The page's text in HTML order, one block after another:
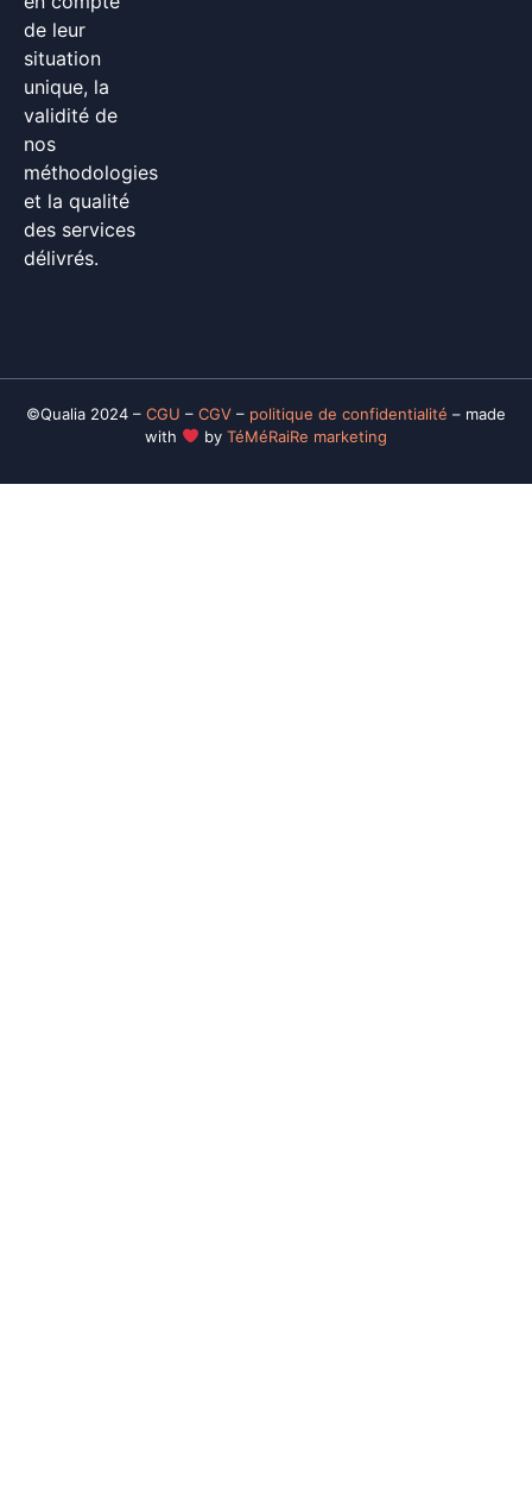
de leur
situation
unique, la
validité de
nos
méthodologies
et la qualité
des services
délivrés.
©Qualia 2024 – CGU – CGV – politique de confidentialité – made
with
by TéMéRaiRe marketing